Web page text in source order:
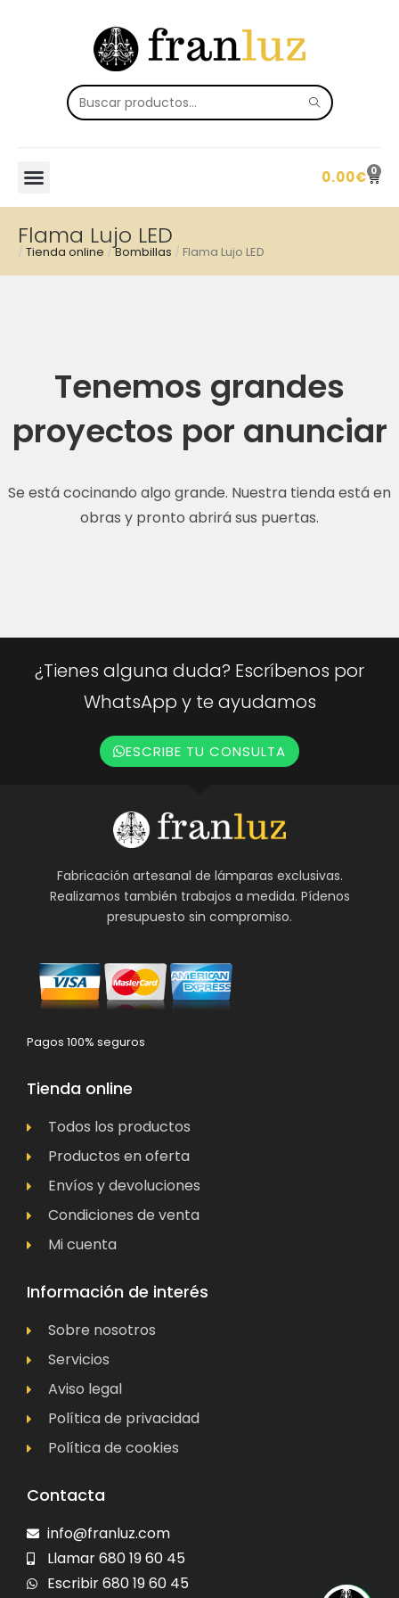
0.00€ 0
Flama Lujo LED
/ Tienda online /Bombillas / Flama Lujo LED
Tenemos grandes
proyectos por anunciar
Se está cocinando algo grande. Nuestra tienda está en
obras y pronto abrirá sus puertas.
¿Tienes alguna duda? Escríbenos por
WhatsApp y te ayudamos
ESCRIBE TU CONSULTA
Fabricación artesanal de lámparas exclusivas.
Realizamos también trabajos a medida. Pídenos
presupuesto sin compromiso.
Pagos 100% seguros
Tienda online
Todos los productos
Productos en oferta
Envíos y devoluciones
Condiciones de venta
Mi cuenta
Información de interés
Sobre nosotros
Servicios
Aviso legal
Política de privacidad
Política de cookies
Contacta
info@franluz.com
Llamar 680 19 60 45
Escribir 680 19 60 45